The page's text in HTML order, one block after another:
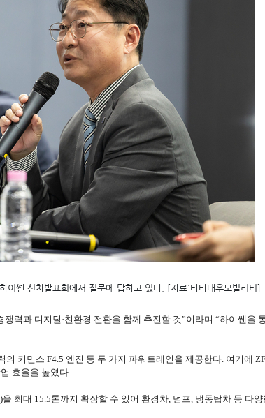
이쎈 신차발표회에서 질문에 답하고 있다. [자료:타타대우모빌리티]
력과 디지털·친환경 전환을 함께 추진할 것”이라며 “하이쎈
커민스 F4.5 엔진 등 두 가지 파워트레인을 제공한다. 여기에
효율을 높였다.
최대 15.5톤까지 확장할 수 있어 환경차, 덤프, 냉동탑차 등